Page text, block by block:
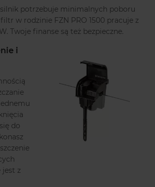
silnik potrzebuje minimalnych poboru
w rodzinie FZN PRO 1500 pracuje z
Twoje finanse są też bezpieczne.
i
do
jest z